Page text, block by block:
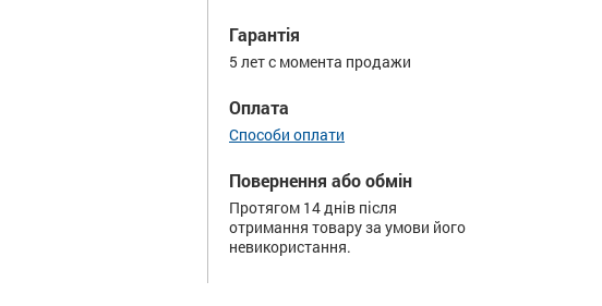
Гарантія
5 лет с момента продажи
Оплата
Способи оплати
Повернення або обмін
Протягом 14 днів після
отримання товару за умови його
невикористання.